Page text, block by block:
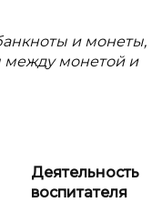
и монеты,
между монетой и
Деятельность
воспитателя